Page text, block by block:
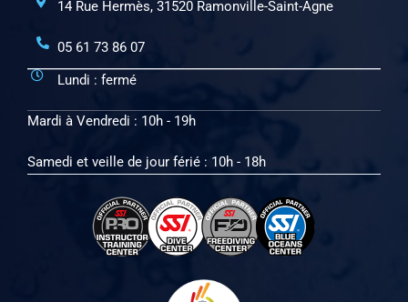
14 Rue Hermès, 31520 Ramonville-Saint-Agne
05 61 73 86 07
Lundi : fermé
Mardi à Vendredi : 10h - 19h
Samedi et veille de jour férié : 10h - 18h